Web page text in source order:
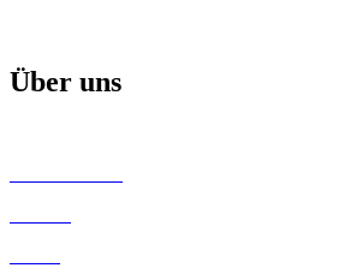
Über uns